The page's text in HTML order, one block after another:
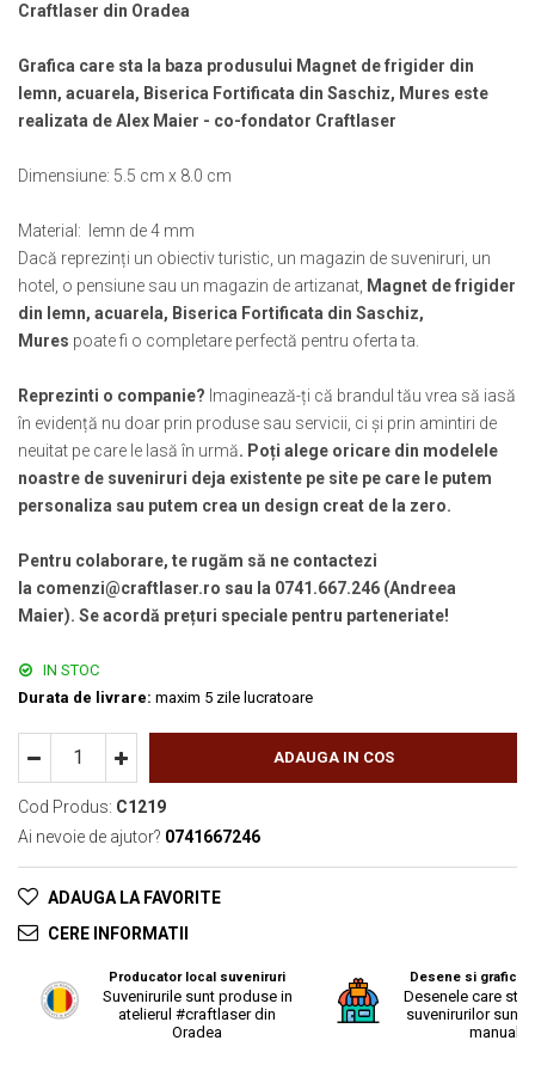
Muzeul National de Istorie a Romaniei
Orase si zone istorice
Brasov
Cluj Napoca
Iasi
Maramures
Oradea
Palate si Curti Domnesti
Curtea Domneasca, Targoviste
Palatul Alexandru Ioan Cuza,
Ruginoasa
Palatul Culturii Iasi
Suport pahare suvenir
Suport pahare suvenir din pluta
Tablou suvenir
Tablouri gravate
Colectia "Belle Epoque"
Colectia "Visit Romania"
Colectia medievala
Colectia Vintage
Craftlaser din Oradea
Grafica care sta la baza produsului Magnet de frigider din
lemn, acuarela, Biserica Fortificata din Saschiz, Mures este
realizata de Alex Maier - co-fondator Craftlaser
Dimensiune: 5.5 cm x 8.0 cm
Material: lemn de 4 mm
Dacă reprezinți un obiectiv turistic, un magazin de suveniruri, un
hotel, o pensiune sau un magazin de artizanat, Magnet de frigider
din lemn, acuarela, Biserica Fortificata din Saschiz,
Mures poate fi o completare perfectă pentru oferta ta.
Reprezinti o companie? Imaginează-ți că brandul tău vrea să iasă
în evidență nu doar prin produse sau servicii, ci și prin amintiri de
neuitat pe care le lasă în urmă. Poți alege oricare din modelele
noastre de suveniruri deja existente pe site pe care le putem
personaliza sau putem crea un design creat de la zero.
Pentru colaborare, te rugăm să ne contactezi
la comenzi@craftlaser.ro sau la 0741.667.246 (Andreea
Maier). Se acordă prețuri speciale pentru parteneriate!
IN STOC
Durata de livrare: maxim 5 zile lucratoare
ADAUGA IN COS
Cod Produs: C1219
Ai nevoie de ajutor? 0741667246
ADAUGA LA FAVORITE
CERE INFORMATII
Producator local suveniruri
Suvenirurile sunt produse in
atelierul #craftlaser din
Oradea
Desene si grafica
Desenele care
suvenirurilor sunt
manual.